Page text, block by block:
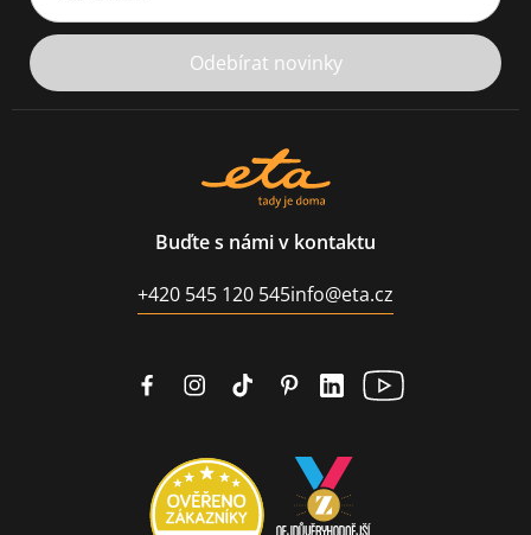
Odebírat novinky
Buďte s námi v kontaktu
+420 545 120 545info@eta.cz